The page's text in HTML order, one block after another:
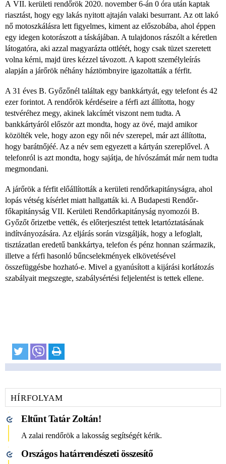
A VII. kerületi rendőrök 2020. november 6-án 0 óra után kaptak
riasztást, hogy egy lakás nyitott ajtaján valaki besurrant. Az ott lakó
nő motoszkálásra lett figyelmes, kiment az előszobába, ahol éppen
egy idegen kotorászott a táskájában. A tulajdonos rászólt a kéretlen
látogatóra, aki azzal magyarázta ottlétét, hogy csak tüzet szeretett
volna kérni, majd üres kézzel távozott. A kapott személyleírás
alapján a járőrök néhány háztömbnyire igazoltatták a férfit.
A 31 éves B. Győzőnél találtak egy bankkártyát, egy telefont és 42
ezer forintot. A rendőrök kérdéseire a férfi azt állította, hogy
testvéréhez megy, akinek lakcímét viszont nem tudta. A
bankkártyáról először azt mondta, hogy az övé, majd amikor
közölték vele, hogy azon egy női név szerepel, már azt állította,
hogy barátnőjéé. Az a név sem egyezett a kártyán szereplővel. A
telefonról is azt mondta, hogy sajátja, de hívószámát már nem tudta
megmondani.
A járőrök a férfit előállították a kerületi rendőrkapitányságra, ahol
lopás vétség kísérlet miatt hallgatták ki. A Budapesti Rendőr-
főkapitányság VII. Kerületi Rendőrkapitányság nyomozói B.
Győzőt őrizetbe vették, és előterjesztést tettek letartóztatásának
indítványozására. Az eljárás során vizsgálják, hogy a lefoglalt,
tisztázatlan eredetű bankkártya, telefon és pénz honnan származik,
illetve a férfi hasonló bűncselekmények elkövetésével
összefüggésbe hozható-e. Mivel a gyanúsított a kijárási korlátozás
szabályait megszegte, szabálysértési feljelentést is tettek ellene.
HÍRFOLYAM
Eltűnt Tatár Zoltán!
A zalai rendőrök a lakosság segítségét kérik.
Országos határrendészeti összesítő